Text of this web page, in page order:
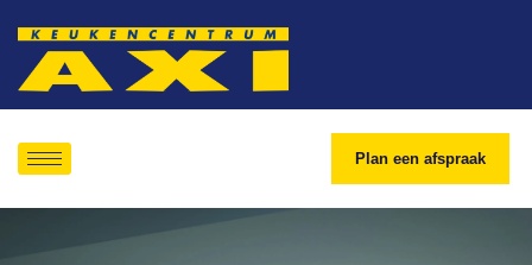
Plan een afspraak